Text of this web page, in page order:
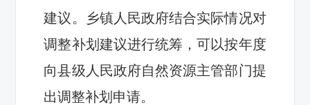
建议。乡镇人民政府结合实际情况对
调整补划建议进行统筹，可以按年度
向县级人民政府自然资源主管部门提
出调整补划申请。